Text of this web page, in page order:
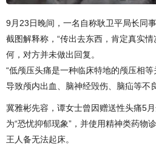
9月23日晚间，一名自称耿卫平局长同
截图解释称，“传出去东西，肯定真实
何，对方并未做出回复。
“低颅压头痛是一种临床特地的颅压相
导致颅内出血、脑神经毁伤、脑疝等不
冀雅彬先容，谭女士曾因赠送性头痛5
为“恐忧抑郁现象”，并使用精神类药物
王人备无法起床。